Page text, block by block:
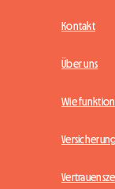
Kontakt
Über uns
Wie